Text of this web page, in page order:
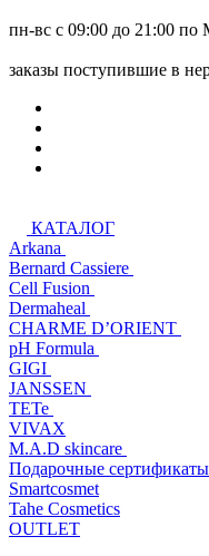
пн-вс с 09:00 до 21:00 по
заказы поступившие в
КАТАЛОГ
Arkana
Bernard Cassiere
Cell Fusion
Dermaheal
CHARME D’ORIENT
pH Formula
GIGI
JANSSEN
TETe
VIVAX
M.A.D skincare
Подарочные сертификаты
Smartcosmet
Tahe Cosmetics
OUTLET